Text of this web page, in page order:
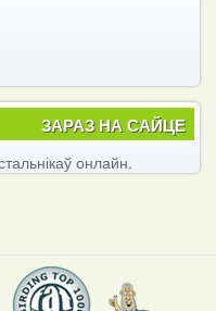
ЗАРАЗ НА САЙЦЕ
онлайн.